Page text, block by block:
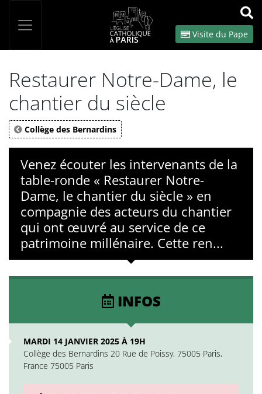
OK
Visite du Pape
Restaurer Notre-Dame, le
chantier du siècle
Collège des Bernardins
Venez écouter les intervenants de la
table-ronde « Restaurer Notre-
Dame, le chantier du siècle » en
compagnie des acteurs du chantier
qui ont œuvré au service de ce
patrimoine millénaire. Cette ren...
INFOS
MARDI 14 JANVIER 2025 À 19H
Collège des Bernardins 20 Rue de Poissy, 75005 Paris,
France 75005 Paris
Panneau de gestion des cookies